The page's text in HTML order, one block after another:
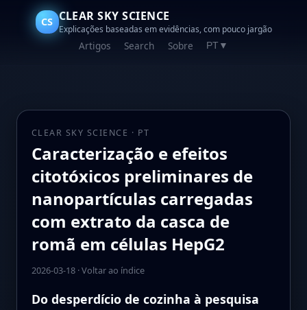
CS CLEAR SKY SCIENCE
Explicações baseadas em evidências, com pouco jargão
Artigos Search Sobre PT ▼
CLEAR SKY SCIENCE · PT
Caracterização e efeitos
citotóxicos preliminares de
nanopartículas carregadas
com extrato da casca de
romã em células HepG2
2026-03-18·Voltar ao índice
Do desperdício de cozinha à pesquisa